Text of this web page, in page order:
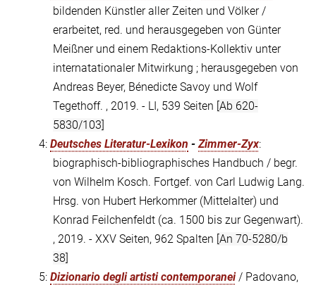
bildenden Künstler aller Zeiten und Völker /
erarbeitet, red. und herausgegeben von Günter
Meißner und einem Redaktions-Kollektiv unter
internatationaler Mitwirkung ; herausgegeben von
Andreas Beyer, Bénedicte Savoy und Wolf
Tegethoff. , 2019. - LI, 539 Seiten [Ab 620-
5830/103]
4: Deutsches Literatur-Lexikon -Zimmer-Zyx:
biographisch-bibliographisches Handbuch / begr.
von Wilhelm Kosch. Fortgef. von Carl Ludwig Lang.
Hrsg. von Hubert Herkommer (Mittelalter) und
Konrad Feilchenfeldt (ca. 1500 bis zur Gegenwart).
, 2019. - XXV Seiten, 962 Spalten [An 70-5280/b
38]
5: Dizionario degli artisti contemporanei/ Padovano,